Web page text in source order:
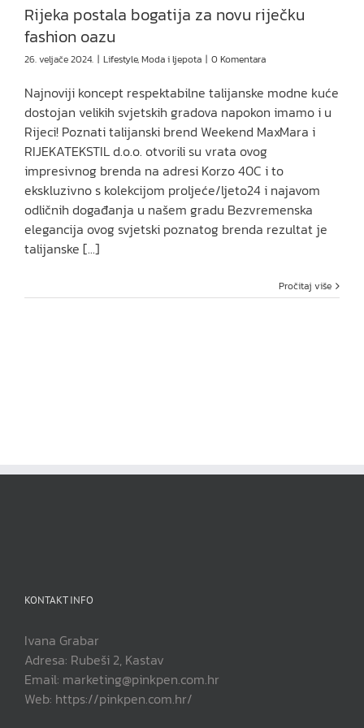
Rijeka postala bogatija za novu riječku
fashion oazu
26. veljače 2024. | Lifestyle,Moda i ljepota | 0 Komentara
Najnoviji koncept respektabilne talijanske modne kuće
dostojan velikih svjetskih gradova napokon imamo i u
Rijeci! Poznati talijanski brend Weekend MaxMara i
RIJEKATEKSTIL d.o.o. otvorili su vrata ovog
impresivnog brenda na adresi Korzo 40C i to
ekskluzivno s kolekcijom proljeće/ljeto24 i najavom
odličnih događanja u našem gradu Bezvremenska
elegancija ovog svjetski poznatog brenda rezultat je
talijanske [...]
Pročitaj više
KONTAKT INFO
Ivana Grabar
Adresa: Rubeši 2, Kastav
Email: marketing@pinkpen.com.hr
Web: https://pinkpen.com.hr/